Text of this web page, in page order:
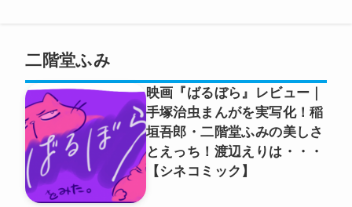
二階堂ふみ
映画『ばるぼら』レビュー｜
手塚治虫まんがを実写化！稲
垣吾郎・二階堂ふみの美しさ
とえっち！渡辺えりは・・・
【シネコミック】